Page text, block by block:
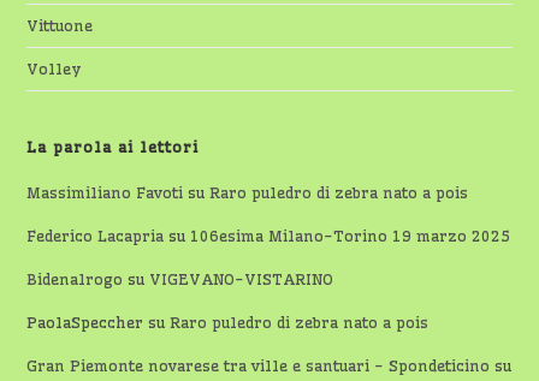
Vittuone
Volley
La parola ai lettori
Massimiliano Favoti suRaro puledro di zebra nato a pois
Federico Lacapria su 106esima Milano-Torino 19 marzo 2025
Bidenalrogo su VIGEVANO-VISTARINO
PaolaSpeccher suRaro puledro di zebra nato a pois
Gran Piemonte novarese tra ville e santuari - Spondeticino su